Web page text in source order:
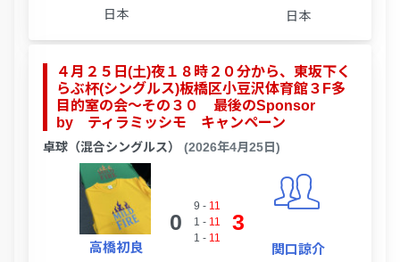
日本 日本
４月２５日(土)夜１８時２０分から、東坂下く
らぶ杯(シングルス)板橋区小豆沢体育館３F多
目的室の会～その３０ 最後のSponsor
by ティラミッシモ キャンペーン
卓球（混合シングルス） (2026年4月25日)
高橋初良
0
9 - 11
1 - 11
1 - 11
3
関口諒介